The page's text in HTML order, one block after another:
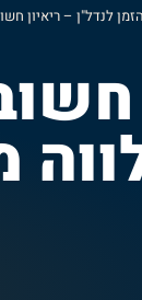
הזמן לנדל"ן – ריאיון